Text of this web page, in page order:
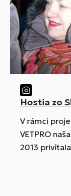
Hostia zo
V rámci
VETPRO
2013